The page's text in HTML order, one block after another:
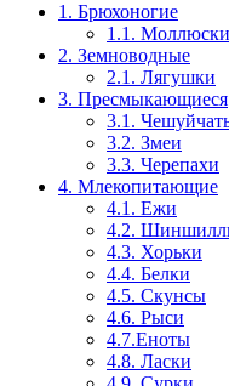
1. Брюхоногие
1.1. Моллюски
2. Земноводные
2.1. Лягушки
3. Пресмыкающиеся
3.1.
3.2. Змеи
3.3. Черепахи
4. Млекопитающие
4.1. Ежи
4.2.
4.3. Хорьки
4.4. Белки
4.5. Скунсы
4.6. Рыси
4.7.Еноты
4.8. Ласки